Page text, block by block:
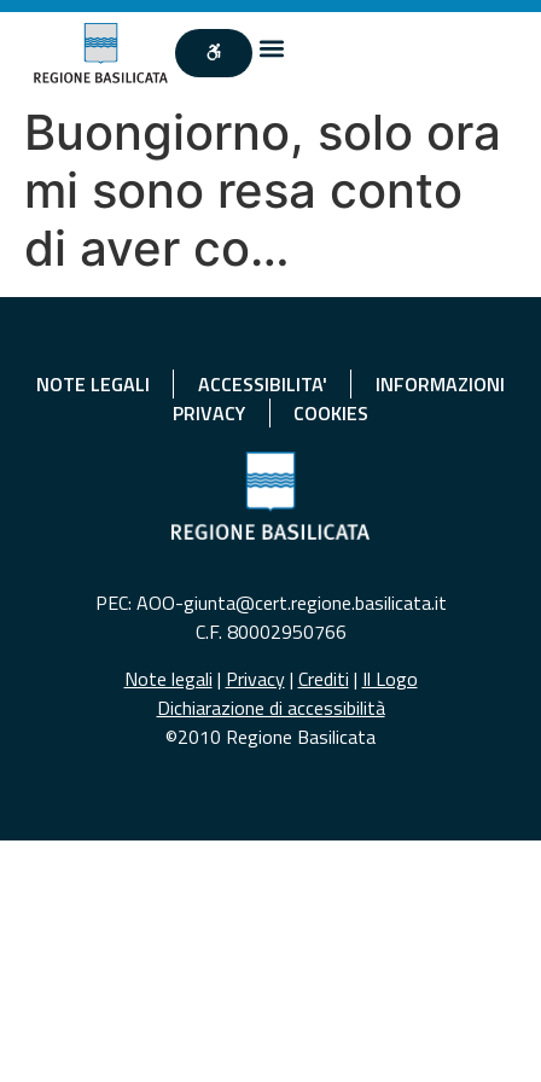
Buongiorno, solo ora
mi sono resa conto
di aver co…
NOTE LEGALI ACCESSIBILITA'
INFORMAZIONI
PRIVACY
COOKIES
PEC: AOO-giunta@cert.regione.basilicata.it
C.F. 80002950766
Note legali | Privacy| Crediti | Il Logo
Dichiarazione di accessibilità
©2010 Regione Basilicata